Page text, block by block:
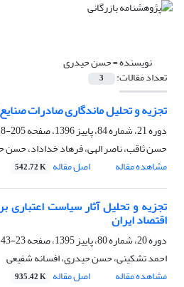
نویسنده =حسن حیدری
تعداد مقالات: 3
تجزیه و تحلیل ماندگاری صادرات
دوره 21، شماره 84، پاییز 1396، صفحه
205-228
حسن ثاقب، ناصر الهی، فرهاد خداداد،
مشاهده مقاله
اصل مقاله 542.72 K
تجزیه و تحلیل آثار سیاست اعتباری
اقتصاد ایران
دوره 20، شماره 80، پاییز 1395، صفحه
23-43
احمد تشکینی، حسن حیدری، افسانه شفیعی
مشاهده مقاله
اصل مقاله 935.42 K